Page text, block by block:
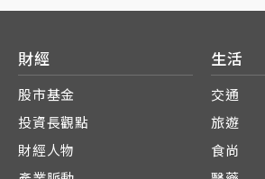
財經
股市基金
投資長觀點
財經人物
生活
交通
旅遊
食尚